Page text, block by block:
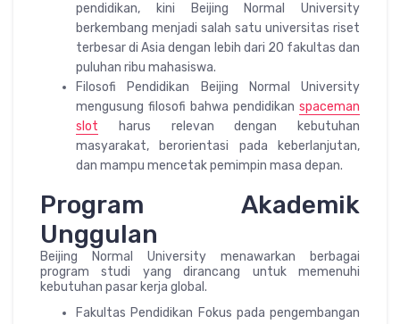
pendidikan, kini Beijing Normal University
berkembang menjadi salah satu universitas riset
terbesar di Asia dengan lebih dari 20 fakultas dan
puluhan ribu mahasiswa.
Filosofi Pendidikan Beijing Normal University
mengusung filosofi bahwa pendidikan spaceman
slot harus relevan dengan kebutuhan
masyarakat, berorientasi pada keberlanjutan,
dan mampu mencetak pemimpin masa depan.
Program Akademik
Unggulan
Beijing Normal University menawarkan berbagai
program studi yang dirancang untuk memenuhi
kebutuhan pasar kerja global.
Fakultas Pendidikan Fokus pada pengembangan